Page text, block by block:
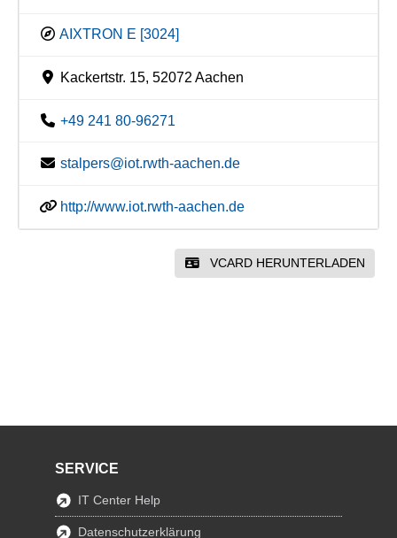
AIXTRON E [3024]
Kackertstr. 15, 52072 Aachen
+49 241 80-96271
stalpers@iot.rwth-aachen.de
http://www.iot.rwth-aachen.de
VCARD HERUNTERLADEN
SERVICE
IT Center Help
Datenschutzerklärung